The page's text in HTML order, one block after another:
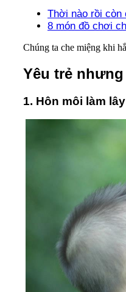
Thời nào rồi còn
8 món đồ chơi
Chúng ta che miệng khi
Yêu trẻ
1. Hôn môi làm